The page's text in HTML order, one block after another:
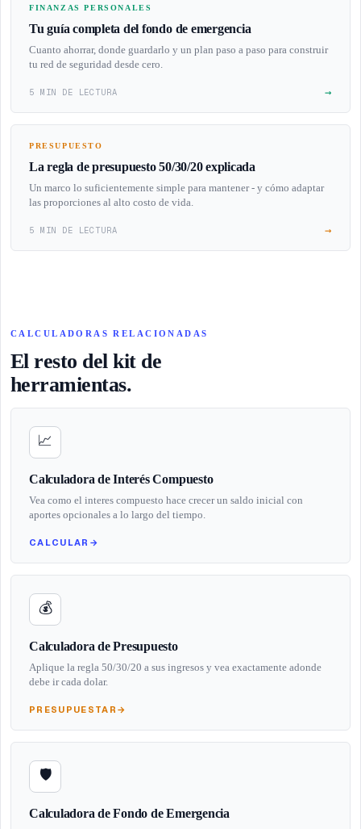
FINANZAS PERSONALES
Tu guía completa del fondo de emergencia
Cuanto ahorrar, donde guardarlo y un plan paso a paso para construir
tu red de seguridad desde cero.
5 MIN DE LECTURA →
PRESUPUESTO
La regla de presupuesto 50/30/20 explicada
Un marco lo suficientemente simple para mantener - y cómo adaptar
las proporciones al alto costo de vida.
5 MIN DE LECTURA →
CALCULADORAS RELACIONADAS
El resto del kit de
herramientas.
📈
Calculadora de Interés Compuesto
Vea como el interes compuesto hace crecer un saldo inicial con
aportes opcionales a lo largo del tiempo.
CALCULAR →
💰
Calculadora de Presupuesto
Aplique la regla 50/30/20 a sus ingresos y vea exactamente adonde
debe ir cada dolar.
PRESUPUESTAR →
🛡️
Calculadora de Fondo de Emergencia